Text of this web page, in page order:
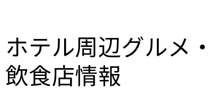
ホテル周辺グルメ‧
飲食店情報